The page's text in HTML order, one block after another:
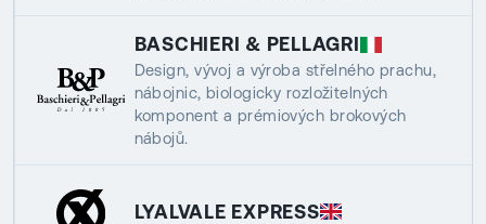
BASCHIERI & PELLAGRI
Design, vývoj a výroba střelného prachu,
nábojnic, biologicky rozložitelných
komponent a prémiových brokových
nábojů.
LYALVALE EXPRESS